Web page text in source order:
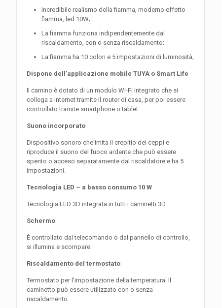
Incredibile realismo della fiamma, moderno effetto
fiamma, led 10W;
La fiamma funziona indipendentemente dal
riscaldamento, con o senza riscaldamento;
La fiamma ha 10 colori e 5 impostazioni di luminosità;
Dispone dell’applicazione mobile TUYA o Smart Life
Il camino è dotato di un modulo Wi-Fi integrato che si
collega a Internet tramite il router di casa, per poi essere
controllato tramite smartphone o tablet.
Suono incorporato
Dispositivo sonoro che imita il crepitio dei ceppi e
riproduce il suono del fuoco ardente che può essere
spento o acceso separatamente dal riscaldatore e ha 5
impostazioni.
Tecnologia LED – a basso consumo 10 W
Tecnologia LED 3D integrata in tutti i caminetti 3D.
Schermo
È controllato dal telecomando o dal pannello di controllo,
si illumina e scompare.
Riscaldamento del termostato
Termostato per l’impostazione della temperatura. Il
caminetto può essere utilizzato con o senza
riscaldamento.